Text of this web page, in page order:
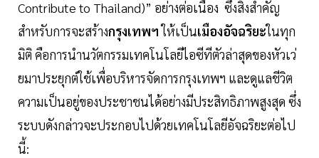
Contribute to Thailand)” อย่างต่อเนื่อง ซึ่งสิ่งสำคัญ
สำหรับการจะสร้างกรุงเทพฯให้เป็นเมืองอัจฉริยะในทุก
มิติ คือการนำนวัตกรรมเทคโนโลยีไอซีทีตัวล่าสุดของหัวเว่
ยมาประยุกต์ใช้เพื่อบริหารจัดการกรุงเทพฯ และดูแลชีวิต
ความเป็นอยู่ของประชาชนได้อย่างมีประสิทธิภาพสูงสุด ซึ่ง
ระบบดังกล่าวจะประกอบไปด้วยเทคโนโลยีอัจฉริยะต่อไป
นี้: